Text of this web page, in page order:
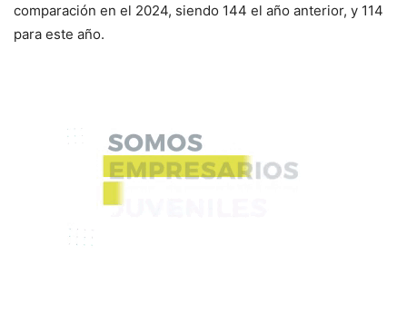
comparación en el 2024, siendo 144 el año anterior, y 114
para este año.